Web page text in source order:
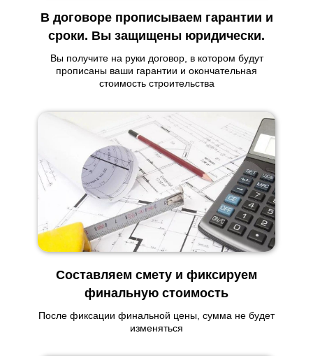
В договоре прописываем гарантии и
сроки. Вы защищены юридически.
Вы получите на руки договор, в котором будут
прописаны ваши гарантии и окончательная
стоимость строительства
Составляем смету и фиксируем
финальную стоимость
После фиксации финальной цены, сумма не будет
изменяться